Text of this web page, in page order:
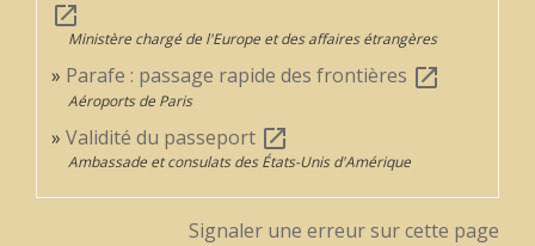
open_in_new
Ministère chargé de l'Europe et des affaires étrangères
Parafe : passage rapide des frontières open_in_new
Aéroports de Paris
Validité du passeport open_in_new
Ambassade et consulats des États-Unis d'Amérique
Signaler une erreur sur cette page